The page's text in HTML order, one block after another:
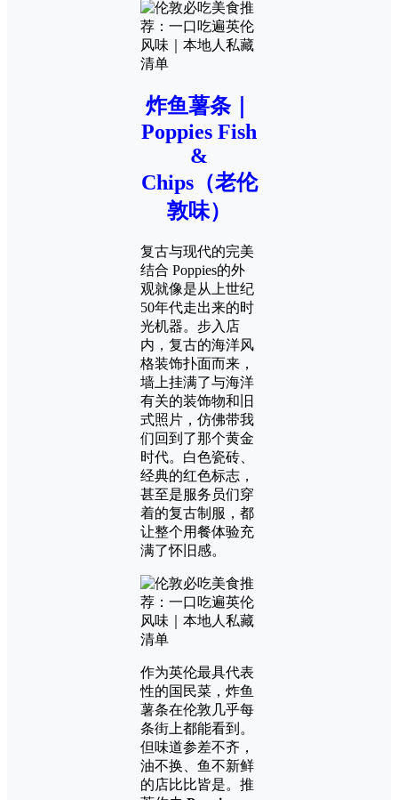
炸鱼薯条｜
Poppies Fish
&
Chips（老伦
敦味）
复古与现代的完美
结合 Poppies的外
观就像是从上世纪
50年代走出来的时
光机器。步入店
内，复古的海洋风
格装饰扑面而来，
墙上挂满了与海洋
有关的装饰物和旧
式照片，仿佛带我
们回到了那个黄金
时代。白色瓷砖、
经典的红色标志，
甚至是服务员们穿
着的复古制服，都
让整个用餐体验充
满了怀旧感。
作为英伦最具代表
性的国民菜，炸鱼
薯条在伦敦几乎每
条街上都能看到。
但味道参差不齐，
油不换、鱼不新鲜
的店比比皆是。推